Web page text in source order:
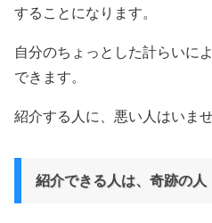
することになります。
自分のちょっとした計らいに
できます。
紹介する人に、悪い人はいませ
紹介できる人は、奇跡の人